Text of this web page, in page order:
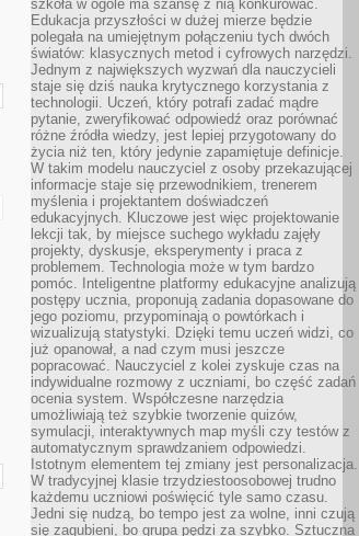
szkoła w ogóle ma szansę z nią konkurować.
Edukacja przyszłości w dużej mierze będzie
polegała na umiejętnym połączeniu tych dwóch
światów: klasycznych metod i cyfrowych narzędzi.
Jednym z największych wyzwań dla nauczycieli
staje się dziś nauka krytycznego korzystania z
technologii. Uczeń, który potrafi zadać mądre
pytanie, zweryfikować odpowiedź oraz porównać
różne źródła wiedzy, jest lepiej przygotowany do
życia niż ten, który jedynie zapamiętuje definicje.
W takim modelu nauczyciel z osoby przekazującej
informacje staje się przewodnikiem, trenerem
myślenia i projektantem doświadczeń
edukacyjnych. Kluczowe jest więc projektowanie
lekcji tak, by miejsce suchego wykładu zajęły
projekty, dyskusje, eksperymenty i praca z
problemem. Technologia może w tym bardzo
pomóc. Inteligentne platformy edukacyjne analizują
postępy ucznia, proponują zadania dopasowane do
jego poziomu, przypominają o powtórkach i
wizualizują statystyki. Dzięki temu uczeń widzi, co
już opanował, a nad czym musi jeszcze
popracować. Nauczyciel z kolei zyskuje czas na
indywidualne rozmowy z uczniami, bo część zadań
ocenia system. Współczesne narzędzia
umożliwiają też szybkie tworzenie quizów,
symulacji, interaktywnych map myśli czy testów z
automatycznym sprawdzaniem odpowiedzi.
Istotnym elementem tej zmiany jest personalizacja.
W tradycyjnej klasie trzydziestoosobowej trudno
każdemu uczniowi poświęcić tyle samo czasu.
Jedni się nudzą, bo tempo jest za wolne, inni czują
się zagubieni, bo grupa pędzi za szybko. Sztuczna